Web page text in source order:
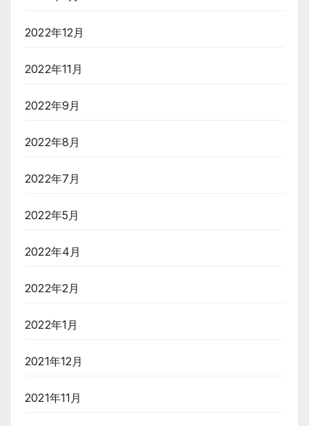
2022年12月
2022年11月
2022年9月
2022年8月
2022年7月
2022年5月
2022年4月
2022年2月
2022年1月
2021年12月
2021年11月